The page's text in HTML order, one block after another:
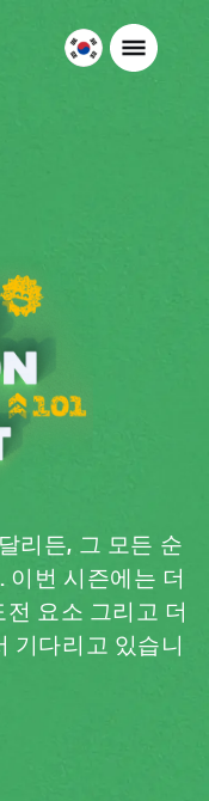
대
리든, 그 모든 순
번 시즌에는 더
요소 그리고 더
다리고 있습니